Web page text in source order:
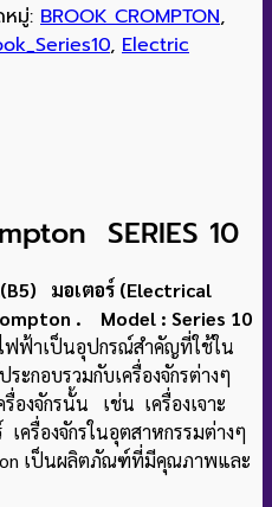
มู่: BROOK CROMPTON,
, Electric
SERIES 10
มอเตอร์ (Electrical
. Model : Series 10
ฟฟ้าเป็นอุปกรณ์สำคัญที่ใช้ใน
ะกอบรวมกับเครื่องจักรต่างๆ
องจักรนั้น เช่น เครื่องเจาะ
รื่องจักรในอุตสาหกรรมต่างๆ
เป็นผลิตภัณฑ์ที่มีคุณภาพและ